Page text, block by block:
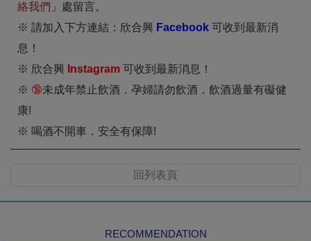
絡我們 」處留言。
※ 請加入下方連結：欣合興 Facebook 可收到最新消
息！
※ 欣合興 nstagram 可收到最新消息！
※ 🔞未成年禁止飲酒．孕婦請勿飲酒．飲酒過量有礙健
康!
※ 喝酒不開車．安全有保障!
回列表頁
RECOMMENDATION